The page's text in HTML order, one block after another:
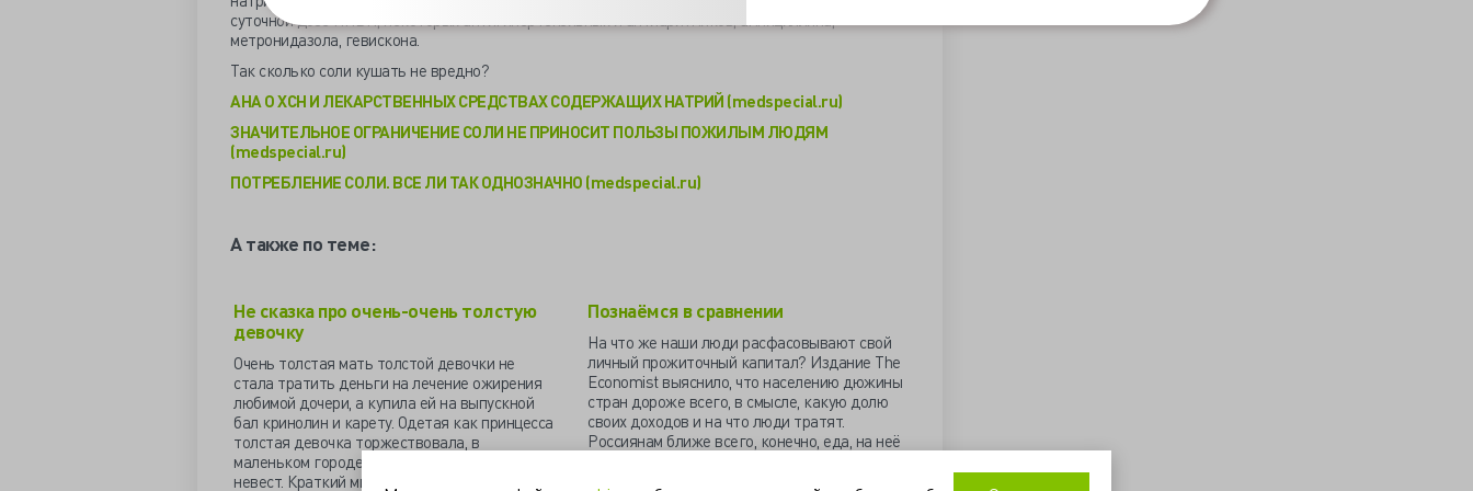
суточной дозе НПВП, некоторых антигипертензивных и антиаритмиков, ампициллина,
метронидазола, гевискона.
Так сколько соли кушать не вредно?
AHA О ХСН И ЛЕКАРСТВЕННЫХ СРЕДСТВАХ СОДЕРЖАЩИХ НАТРИЙ (medspecial.ru)
ЗНАЧИТЕЛЬНОЕ ОГРАНИЧЕНИЕ СОЛИ НЕ ПРИНОСИТ ПОЛЬЗЫ ПОЖИЛЫМ ЛЮДЯМ
(medspecial.ru)
ПОТРЕБЛЕНИЕ СОЛИ. ВСЕ ЛИ ТАК ОДНОЗНАЧНО (medspecial.ru)
А также по теме:
Не сказка про очень-очень толстую
девочку
Очень толстая мать толстой девочки не
стала тратить деньги на лечение ожирения
любимой дочери, а купила ей на выпускной
бал кринолин и карету. Одетая как принцесса
толстая девочка торжествовала, в
маленьком городе не было кареты даже у
невест. Краткий миг торжества в череде
Познаёмся в сравнении
На что же наши люди расфасовывают свой
личный прожиточный капитал? Издание The
Economist выяснило, что населению дюжины
стран дороже всего, в смысле, какую долю
своих доходов и на что люди тратят.
Россиянам ближе всего, конечно, еда, на неё